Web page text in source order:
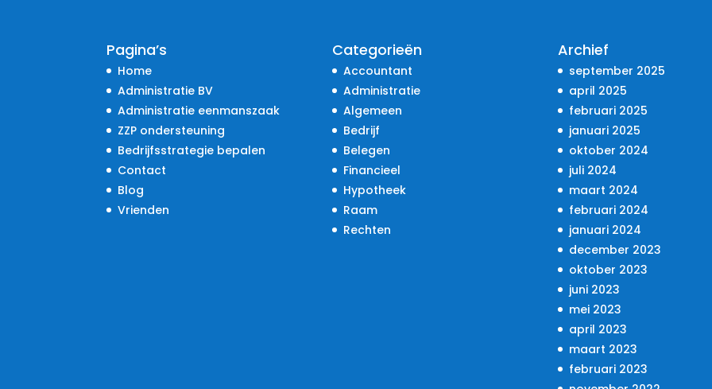
Pagina’s
Home
Administratie BV
Administratie eenmanszaak
ZZP ondersteuning
Bedrijfsstrategie bepalen
Contact
Blog
Vrienden
Categorieën
Accountant
Administratie
Algemeen
Bedrijf
Belegen
Financieel
Hypotheek
Raam
Rechten
Archief
september 2025
april 2025
februari 2025
januari 2025
oktober 2024
juli 2024
maart 2024
februari 2024
januari 2024
december 2023
oktober 2023
juni 2023
mei 2023
april 2023
maart 2023
februari 2023